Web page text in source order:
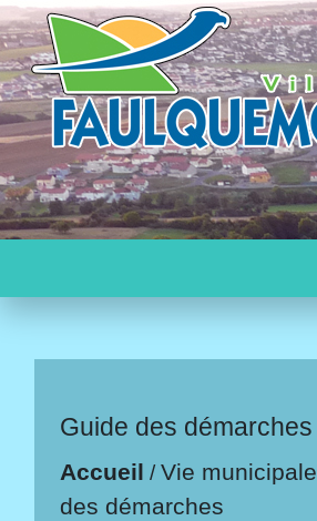
Guide des démarches
Accueil /Vie municipale
des démarches